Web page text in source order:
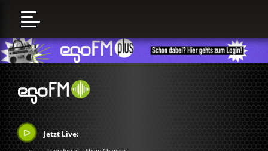
Jetzt Live: